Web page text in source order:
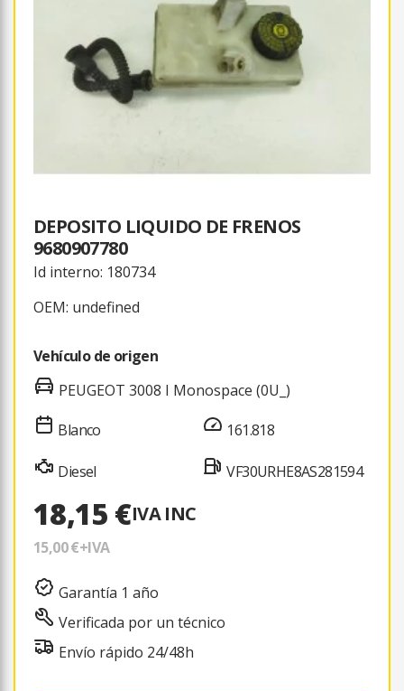
DEPOSITO LIQUIDO DE FRENOS
9680907780
Id interno: 180734
OEM: undefined
Vehículo de origen
PEUGEOT 3008 I Monospace (0U_)
Blanco
Diesel
161.818
VF30URHE8AS281594
18,15 €IVA INC
15,00 €+IVA
Garantía 1 año
Verificada por un técnico
Envío rápido 24/48h